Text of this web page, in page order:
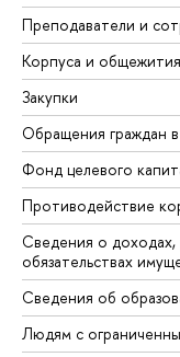
Преподаватели и
Корпуса и общежития
Закупки
Обращения граждан
Фонд целевого
Противодействие
Сведения о
обязательствах
Сведения об
Людям с